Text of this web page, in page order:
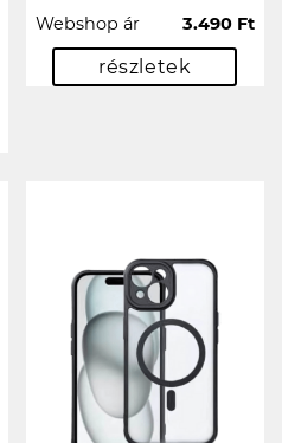
Webshop ár 3.490 Ft
részletek